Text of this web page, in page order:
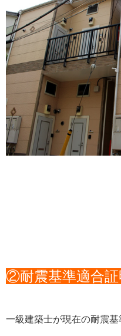
②耐震基準適合証
一級建築士が現在の耐震基